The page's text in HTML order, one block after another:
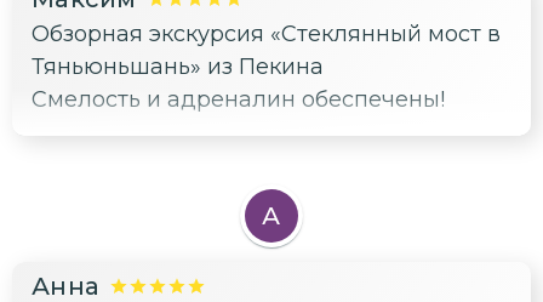
Обзорная экскурсия «Стеклянный мост в
Тяньюньшань» из Пекина
Смелость и адреналин обеспечены!
А
Анна